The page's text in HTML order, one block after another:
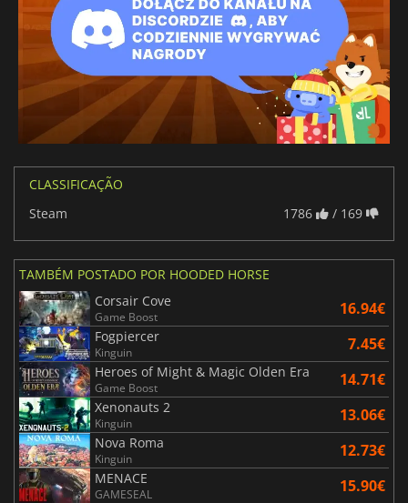
CLASSIFICAÇÃO
Steam
1786 / 169
TAMBÉM POSTADO POR HOODED HORSE
Corsair Cove
Game Boost 16.94€
Fogpiercer
Kinguin 7.45€
Heroes of Might & Magic Olden Era
Game Boost 14.71€
Xenonauts 2
Kinguin 13.06€
Nova Roma
Kinguin 12.73€
MENACE
GAMESEAL 15.90€